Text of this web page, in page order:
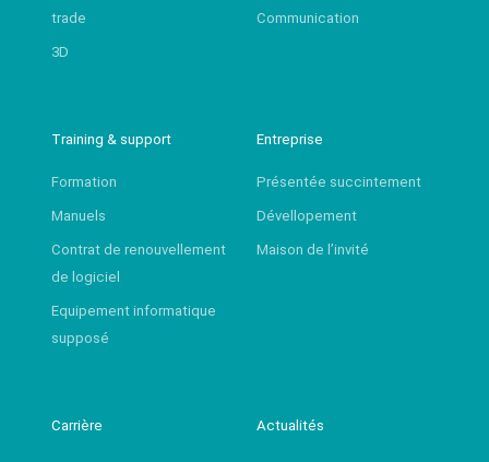
trade
3D
Communication
Training & support
Formation
Manuels
Contrat de renouvellement
de logiciel
Equipement informatique
supposé
Entreprise
Présentée succintement
Dévellopement
Maison de l’invité
Carrière Actualités